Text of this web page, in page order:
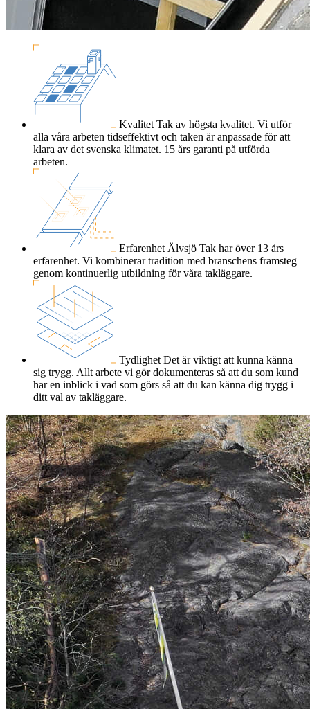
Kvalitet Tak av högsta kvalitet. Vi utför
alla våra arbeten tidseffektivt och taken är anpassade för att
klara av det svenska klimatet. 15 års garanti på utförda
arbeten.
Erfarenhet Älvsjö Tak har över 13 års
erfarenhet. Vi kombinerar tradition med branschens framsteg
genom kontinuerlig utbildning för våra takläggare.
Tydlighet Det är viktigt att kunna känna
sig trygg. Allt arbete vi gör dokumenteras så att du som kund
har en inblick i vad som görs så att du kan känna dig trygg i
ditt val av takläggare.